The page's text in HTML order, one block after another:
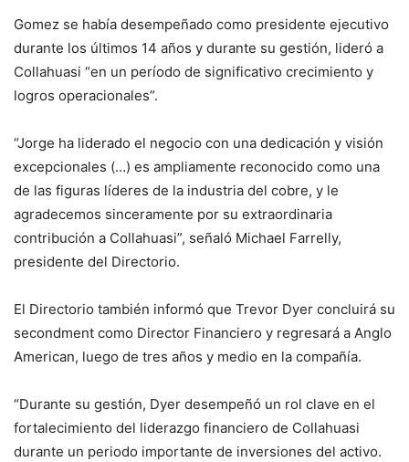
Gomez se había desempeñado como presidente ejecutivo
durante los últimos 14 años y durante su gestión, lideró a
Collahuasi “en un período de significativo crecimiento y
logros operacionales”.
“Jorge ha liderado el negocio con una dedicación y visión
excepcionales (…) es ampliamente reconocido como una
de las figuras líderes de la industria del cobre, y le
agradecemos sinceramente por su extraordinaria
contribución a Collahuasi”, señaló Michael Farrelly,
presidente del Directorio.
El Directorio también informó que Trevor Dyer concluirá su
secondment como Director Financiero y regresará a Anglo
American, luego de tres años y medio en la compañía.
“Durante su gestión, Dyer desempeñó un rol clave en el
fortalecimiento del liderazgo financiero de Collahuasi
durante un periodo importante de inversiones del activo.